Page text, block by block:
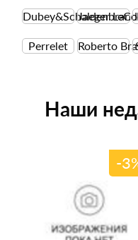
Dubey&Schaldenbrand
Jaeger
Perrelet Roberto
Наши
-